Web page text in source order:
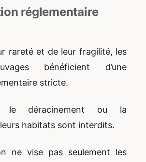
réglementaire
rareté et de leur fragilité, les
bénéficient d’une
stricte.
le déracinement ou la
habitats sont interdits.
ne vise pas seulement les